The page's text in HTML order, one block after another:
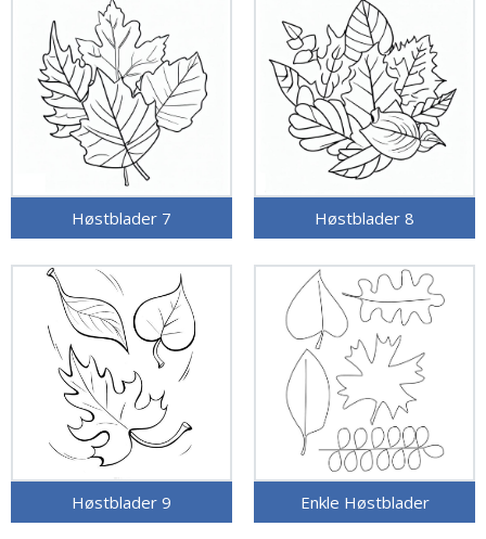
Høstblader 7 Høstblader 8
Høstblader 9 Enkle Høstblader